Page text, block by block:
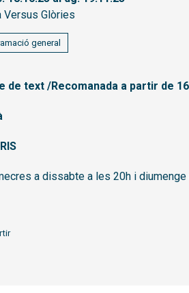
Versus Glòries
general
de text /Recomanada a partir de
a dissabte a les 20h i diumenge